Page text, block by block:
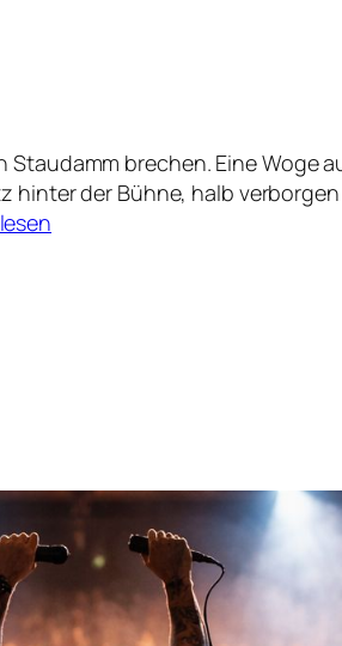
brechen. Eine Woge
hinter der Bühne, halb